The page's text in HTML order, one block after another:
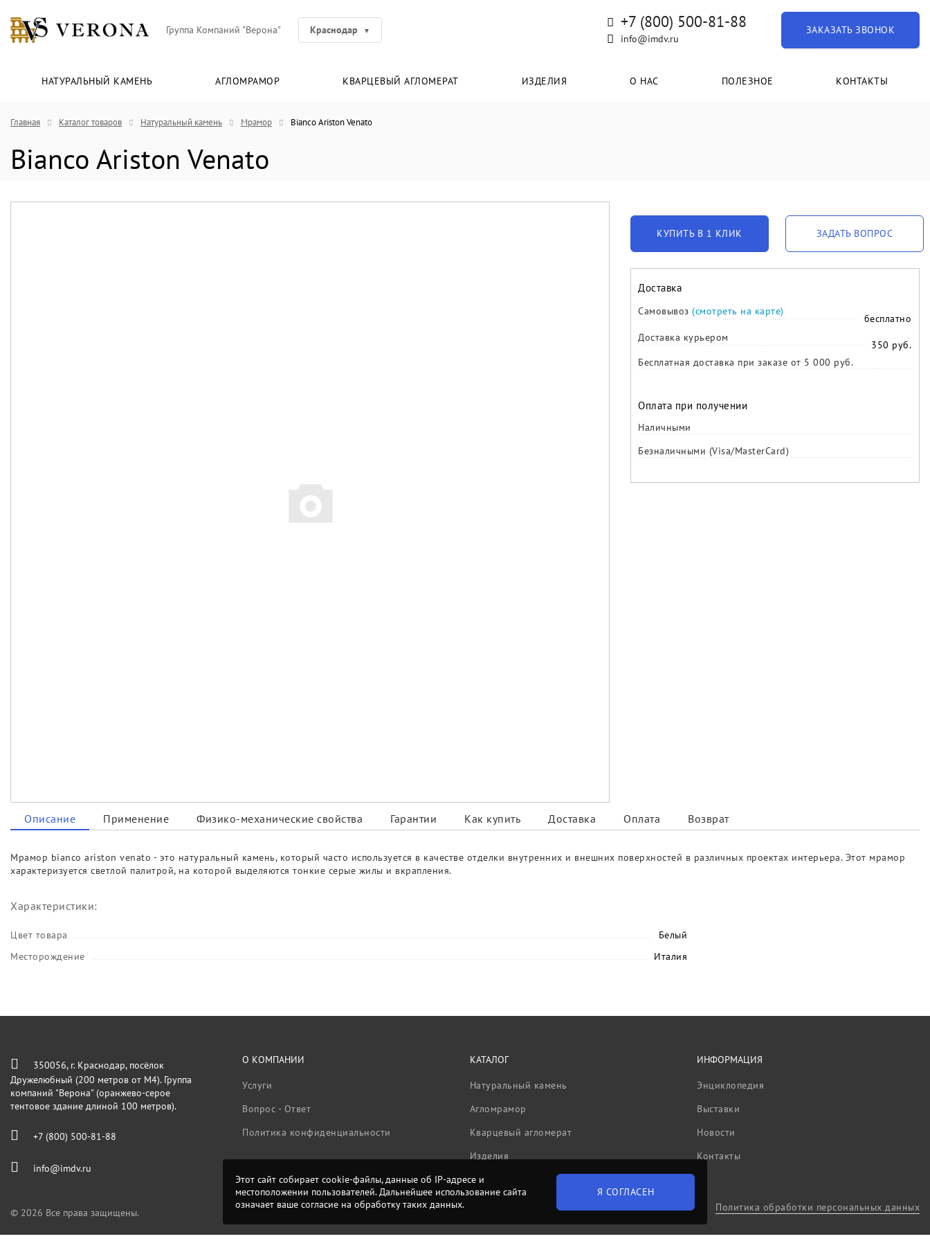
Группа Компаний "Верона" Краснодар +7 (800) 500-81-88
info@imdv.ru
ЗАКАЗАТЬ ЗВОНОК
НАТУРАЛЬНЫЙ КАМЕНЬ АГЛОМРАМОР КВАРЦЕВЫЙ АГЛОМЕРАТ ИЗДЕЛИЯ О НАС ПОЛЕЗНОЕ КОНТАКТЫ
Главная Каталог товаров Натуральный камень Мрамор Bianco Ariston Venato
Bianco Ariston Venato
КУПИТЬ В 1 КЛИК ЗАДАТЬ ВОПРОС
Доставка
Самовывоз (смотреть на карте)
бесплатно
Доставка курьером
350 руб.
Бесплатная доставка при заказе от 5 000 руб.
Оплата при получении
Наличными
Безналичными (Visa/MasterCard)
Описание Применение Физико-механические свойства Гарантии Как купить Доставка Оплата Возврат
Мрамор bianco ariston venato - это натуральный камень, который часто используется в качестве отделки внутренних и внешних поверхностей в различных проектах интерьера. Этот мрамор
характеризуется светлой палитрой, на которой выделяются тонкие серые жилы и вкрапления.
Характеристики:
Цвет товара
Белый
Месторождение
Италия
350056, г. Краснодар, посёлок
Дружелюбный (200 метров от М4). Группа
компаний "Верона" (оранжево-серое
тентовое здание длиной 100 метров).
+7 (800) 500-81-88
info@imdv.ru
О КОМПАНИИ
Услуги
Вопрос - Ответ
Политика конфиденциальности
КАТАЛОГ
Натуральный камень
Агломрамор
Кварцевый агломерат
Изделия
ИНФОРМАЦИЯ
Энциклопедия
Выставки
Новости
Контакты
© 2026 Все права защищены. Политика обработки персональных данных
Этот сайт собирает cookie-файлы, данные об IP-адресе и
местоположении пользователей. Дальнейшее использование сайта
означает ваше согласие на обработку таких данных.
Я СОГЛАСЕН